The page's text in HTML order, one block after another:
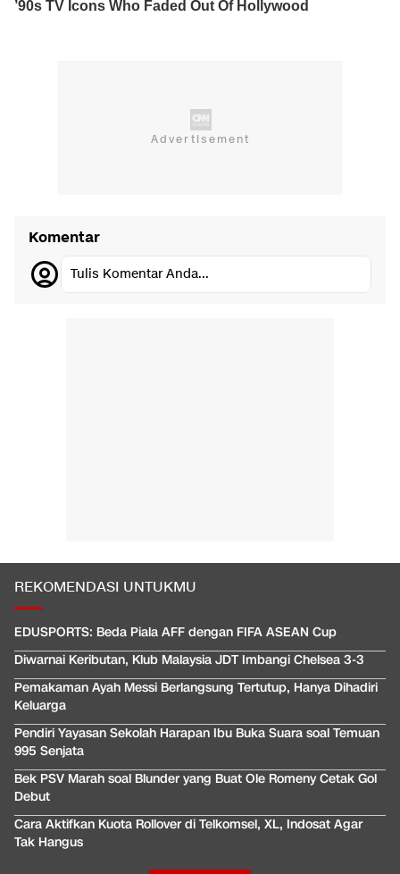
Komentar
Tulis Komentar Anda...
REKOMENDASI UNTUKMU
EDUSPORTS: Beda Piala AFF dengan FIFA ASEAN Cup
Diwarnai Keributan, Klub Malaysia JDT Imbangi Chelsea 3-3
Pemakaman Ayah Messi Berlangsung Tertutup, Hanya Dihadiri
Keluarga
Pendiri Yayasan Sekolah Harapan Ibu Buka Suara soal Temuan
995 Senjata
Bek PSV Marah soal Blunder yang Buat Ole Romeny Cetak Gol
Debut
Cara Aktifkan Kuota Rollover di Telkomsel, XL, Indosat Agar
Tak Hangus